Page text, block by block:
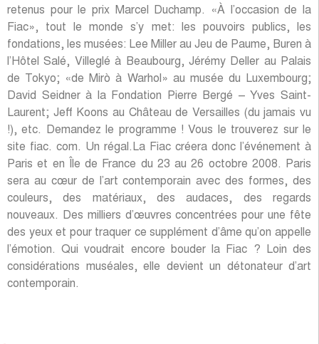
retenus pour le prix Marcel Duchamp. «À l’occasion de la
Fiac», tout le monde s’y met: les pouvoirs publics, les
fondations, les musées: Lee Miller au Jeu de Paume, Buren à
l’Hôtel Salé, Villeglé à Beaubourg, Jérémy Deller au Palais
de Tokyo; «de Mirò à Warhol» au musée du Luxembourg;
David Seidner à la Fondation Pierre Bergé – Yves Saint-
Laurent; Jeff Koons au Château de Versailles (du jamais vu
!), etc. Demandez le programme ! Vous le trouverez sur le
site fiac. com. Un régal.La Fiac créera donc l’événement à
Paris et en Île de France du 23 au 26 octobre 2008. Paris
sera au cœur de l’art contemporain avec des formes, des
couleurs, des matériaux, des audaces, des regards
nouveaux. Des milliers d’œuvres concentrées pour une fête
des yeux et pour traquer ce supplément d’âme qu’on appelle
l’émotion. Qui voudrait encore bouder la Fiac ? Loin des
considérations muséales, elle devient un détonateur d’art
contemporain.